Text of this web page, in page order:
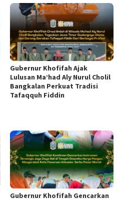
Gubernur Khofifah Ajak
Lulusan Ma’had Aly Nurul Cholil
Bangkalan Perkuat Tradisi
Tafaqquh Fiddin
Gubernur Khofifah Gencarkan